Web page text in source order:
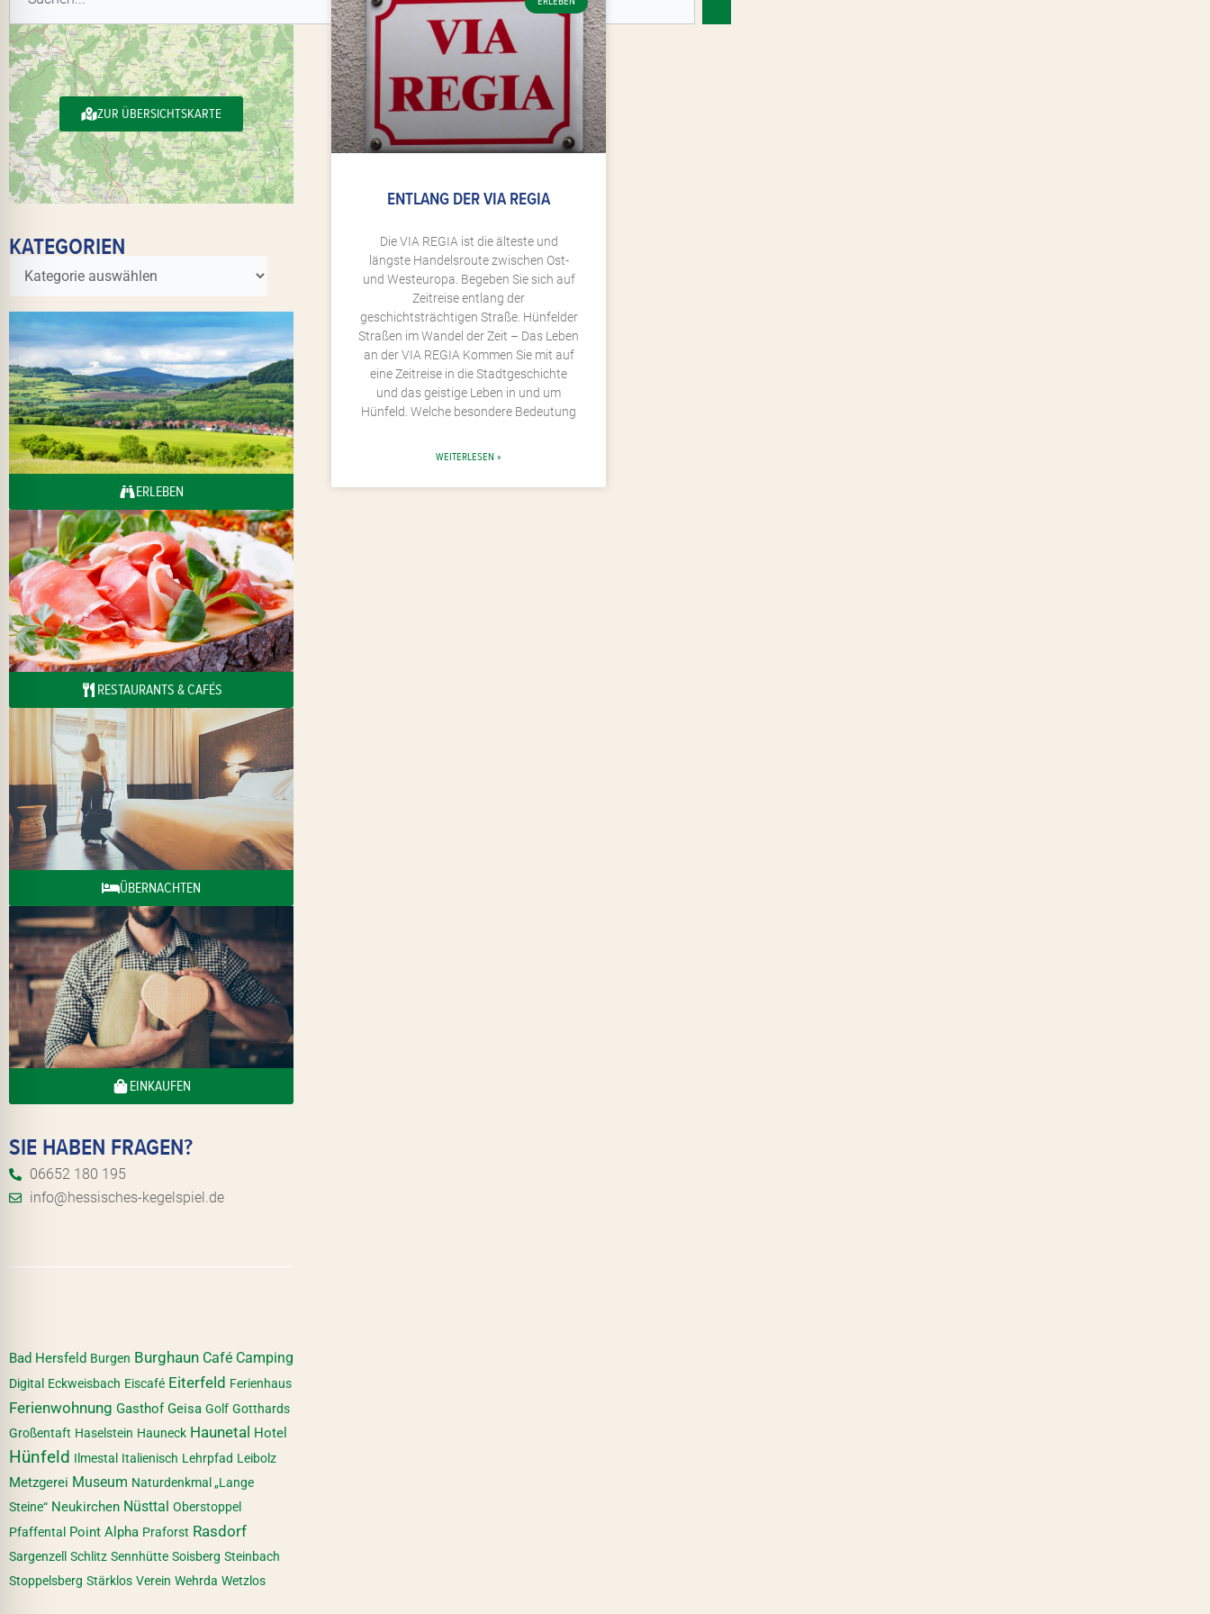
ZUR ÜBERSICHTSKARTE
KATEGORIEN
ERLEBEN
RESTAURANTS & CAFÉS
ÜBERNACHTEN
EINKAUFEN
SIE HABEN FRAGEN?
06652 180 195
info@hessisches-kegelspiel.de
Bad Hersfeld Burgen Burghaun Café Camping
Digital Eckweisbach Eiscafé Eiterfeld Ferienhaus
Ferienwohnung Gasthof Geisa Golf Gotthards
Großentaft Haselstein Hauneck Haunetal Hotel
Hünfeld Ilmestal Italienisch Lehrpfad Leibolz
Metzgerei Museum Naturdenkmal „Lange
Steine“ Neukirchen Nüsttal Oberstoppel
Pfaffental Point Alpha Praforst Rasdorf
Sargenzell Schlitz Sennhütte Soisberg Steinbach
Stoppelsberg Stärklos Verein Wehrda Wetzlos
ENTLANG DER VIA REGIA
Die VIA REGIA ist die älteste und
längste Handelsroute zwischen Ost-
und Westeuropa. Begeben Sie sich auf
Zeitreise entlang der
geschichtsträchtigen Straße. Hünfelder
Straßen im Wandel der Zeit – Das Leben
an der VIA REGIA Kommen Sie mit auf
eine Zeitreise in die Stadtgeschichte
und das geistige Leben in und um
Hünfeld. Welche besondere Bedeutung
WEITERLESEN »